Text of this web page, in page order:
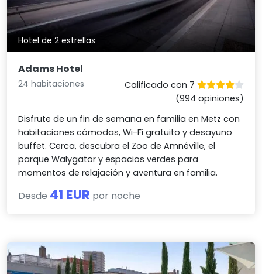
Hotel de 2 estrellas
Adams Hotel
24 habitaciones
Calificado con 7
(994 opiniones)
Disfrute de un fin de semana en familia en Metz con
habitaciones cómodas, Wi-Fi gratuito y desayuno
buffet. Cerca, descubra el Zoo de Amnéville, el
parque Walygator y espacios verdes para
momentos de relajación y aventura en familia.
Desde 41 EUR por noche